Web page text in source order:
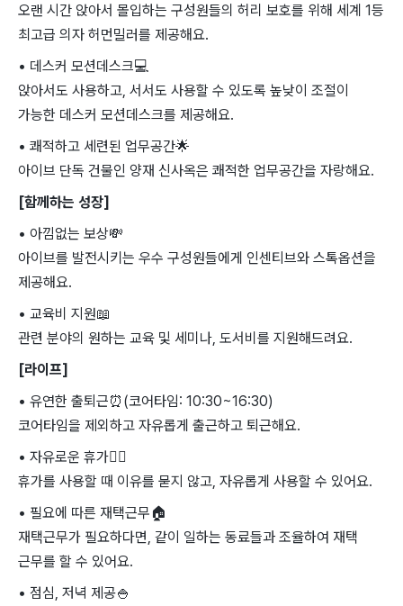
오랜 시간 앉아서 몰입하는 구성원들의 허리 보호를 위해 세계 1등
최고급 의자 허먼밀러를 제공해요.
• 데스커 모션데스크💻
앉아서도 사용하고, 서서도 사용할 수 있도록 높낮이 조절이
가능한 데스커 모션데스크를 제공해요.
• 쾌적하고 세련된 업무공간🌟
아이브 단독 건물인 양재 신사옥은 쾌적한 업무공간을 자랑해요.
[함께하는 성장]
• 아낌없는 보상💸
아이브를 발전시키는 우수 구성원들에게 인센티브와 스톡옵션을
제공해요.
• 교육비 지원📖
관련 분야의 원하는 교육 및 세미나, 도서비를 지원해드려요.
[라이프]
• 유연한 출퇴근⏰ (코어타임: 10:30~16:30)
코어타임을 제외하고 자유롭게 출근하고 퇴근해요.
• 자유로운 휴가🏄‍♀
휴가를 사용할 때 이유를 묻지 않고, 자유롭게 사용할 수 있어요.
• 필요에 따른 재택근무 🏠
재택근무가 필요하다면, 같이 일하는 동료들과 조율하여 재택
근무를 할 수 있어요.
• 점심, 저녁 제공🍚